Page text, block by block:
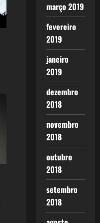
março 2019
fevereiro
2019
janeiro
2019
dezembro
2018
novembro
2018
outubro
2018
setembro
2018